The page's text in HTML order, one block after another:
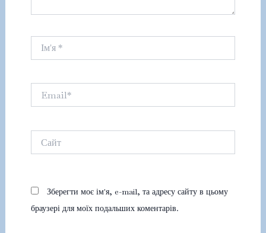
Зберегти моє ім'я, e-mail, та адресу сайту в цьому
браузері для моїх подальших коментарів.